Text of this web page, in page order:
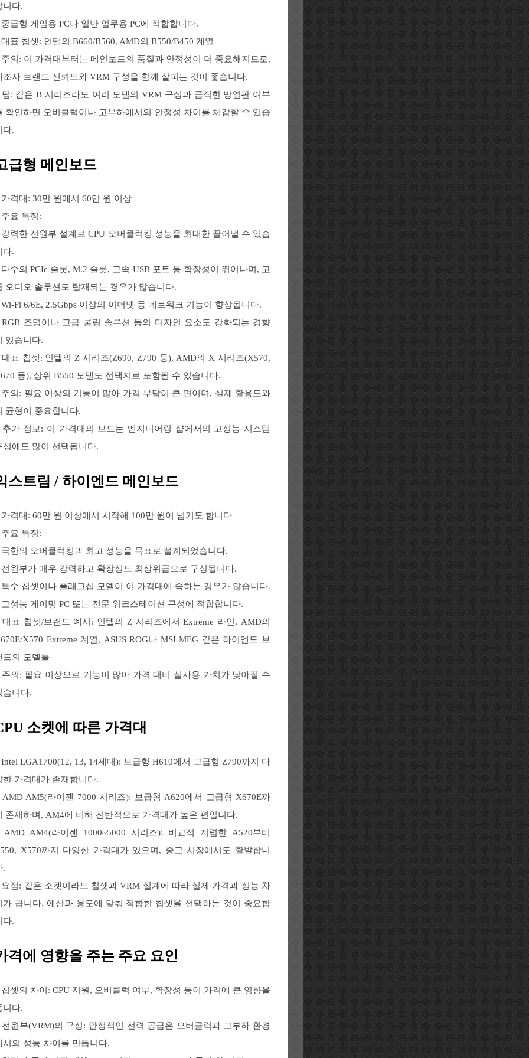
니다.
급형 게임용 PC나 일반 업무용 PC에 적합합니다.
표 칩셋: 인텔의 B660/B560, AMD의 B550/B450 계열
의: 이 가격대부터는 메인보드의 품질과 안정성이 더 중요해지므로,
조사 브랜드 신뢰도와 VRM 구성을 함께 살피는 것이 좋습니다.
팁: 같은 B 시리즈라도 여러 모델의 VRM 구성과 큼직한 방열판 여부
확인하면 오버클럭이나 고부하에서의 안정성 차이를 체감할 수 있습
다.
급형 메인보드
격대: 30만 원에서 60만 원 이상
요 특징:
력한 전원부 설계로 CPU 오버클럭킹 성능을 최대한 끌어낼 수 있습
다.
수의 PCIe 슬롯, M.2 슬롯, 고속 USB 포트 등 확장성이 뛰어나며, 고
오디오 솔루션도 탑재되는 경우가 많습니다.
Fi 6/6E, 2.5Gbps 이상의 이더넷 등 네트워크 기능이 향상됩니다.
RGB 조명이나 고급 쿨링 솔루션 등의 디자인 요소도 강화되는 경향
있습니다.
대표 칩셋: 인텔의 Z 시리즈(Z690, Z790 등), AMD의 X 시리즈(X570,
등), 상위 B550 모델도 선택지로 포함될 수 있습니다.
주의: 필요 이상의 기능이 많아 가격 부담이 큰 편이며, 실제 활용도와
균형이 중요합니다.
추가 정보: 이 가격대의 보드는 엔지니어링 샵에서의 고성능 시스템
성에도 많이 선택됩니다.
스트림 / 하이엔드 메인보드
격대: 60만 원 이상에서 시작해 100만 원이 넘기도 합니다
요 특징:
한의 오버클럭킹과 최고 성능을 목표로 설계되었습니다.
원부가 매우 강력하고 확장성도 최상위급으로 구성됩니다.
수 칩셋이나 플래그십 모델이 이 가격대에 속하는 경우가 많습니다.
성능 게이밍 PC 또는 전문 워크스테이션 구성에 적합합니다.
대표 칩셋/브랜드 예시: 인텔의 Z 시리즈에서 Extreme 라인, AMD의
X570 Extreme 계열, ASUS ROG나 MSI MEG 같은 하이엔드 브
드의 모델들
주의: 필요 이상으로 기능이 많아 가격 대비 실사용 가치가 낮아질 수
습니다.
소켓에 따른 가격대
LGA1700(12, 13, 14세대): 보급형 H610에서 고급형 Z790까지 다
한 가격대가 존재합니다.
AMD AM5(라이젠 7000 시리즈): 보급형 A620에서 고급형 X670E까
존재하며, AM4에 비해 전반적으로 가격대가 높은 편입니다.
AMD AM4(라이젠 1000~5000 시리즈): 비교적 저렴한 A520부터
X570까지 다양한 가격대가 있으며, 중고 시장에서도 활발합니
.
요점: 같은 소켓이라도 칩셋과 VRM 설계에 따라 실제 가격과 성능 차
가 큽니다. 예산과 용도에 맞춰 적합한 칩셋을 선택하는 것이 중요합
다.
격에 영향을 주는 주요 요인
셋의 차이: CPU 지원, 오버클럭 여부, 확장성 등이 가격에 큰 영향을
니다.
전원부(VRM)의 구성: 안정적인 전력 공급은 오버클럭과 고부하 환경
서의 성능 차이를 만듭니다.